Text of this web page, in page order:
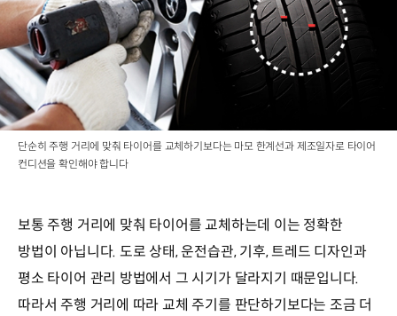
단순히 주행 거리에 맞춰 타이어를 교체하기보다는 마모 한계선과 제조일자로 타이어
컨디션을 확인해야 합니다
보통 주행 거리에 맞춰 타이어를 교체하는데 이는 정확한
방법이 아닙니다. 도로 상태, 운전습관, 기후, 트레드 디자인과
평소 타이어 관리 방법에서 그 시기가 달라지기 때문입니다.
따라서 주행 거리에 따라 교체 주기를 판단하기보다는 조금 더